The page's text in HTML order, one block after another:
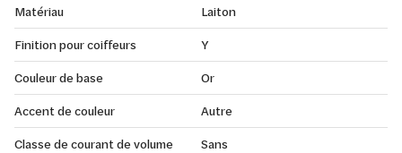
Matériau
Laiton
Finition pour coiffeurs
Y
Couleur de base
Or
Accent de couleur
Autre
Classe de courant de volume
Sans